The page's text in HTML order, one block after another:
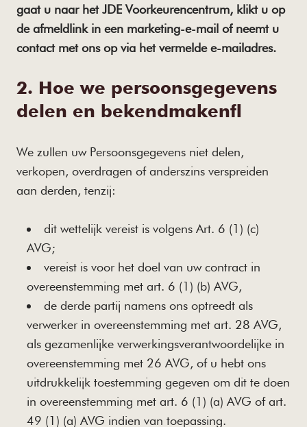
gaat u naar het JDE Voorkeurencentrum, klikt u op
de afmeldlink in een marketing-e-mail of neemt u
contact met ons op via het vermelde e-mailadres.
2. Hoe we persoonsgegevens
delen en bekendmaken
We zullen uw Persoonsgegevens niet delen,
verkopen, overdragen of anderszins verspreiden
aan derden, tenzij:
dit wettelijk vereist is volgens Art. 6 (1) (c)
AVG;
vereist is voor het doel van uw contract in
overeenstemming met art. 6 (1) (b) AVG,
de derde partij namens ons optreedt als
verwerker in overeenstemming met art. 28 AVG,
als gezamenlijke verwerkingsverantwoordelijke in
overeenstemming met 26 AVG, of u hebt ons
uitdrukkelijk toestemming gegeven om dit te doen
in overeenstemming met art. 6 (1) (a) AVG of art.
49 (1) (a) AVG indien van toepassing.